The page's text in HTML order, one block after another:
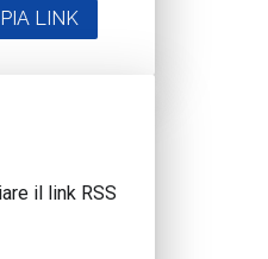
LINK
il link RSS